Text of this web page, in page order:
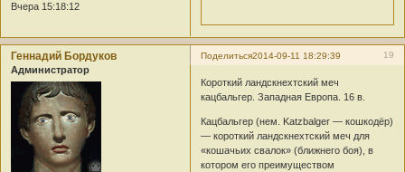
Вчера 15:18:12
Поделиться 19
2014-09-11 18:29:39
Геннадий Бордуков
Администратор
Короткий ландскнехтский меч
кацбальгер. Западная Европа. 16 в.
Кацбальгер (нем. Katzbalger — кошкодёр)
— короткий ландскнехтский меч для
«кошачьих свалок» (ближнего боя), в
котором его преимуществом